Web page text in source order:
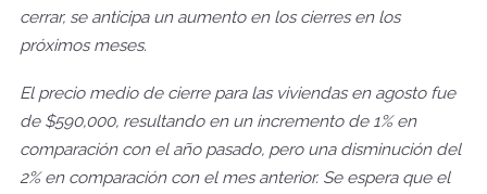
cerrar, se anticipa un aumento en los cierres en los
próximos meses.
El precio medio de cierre para las viviendas en agosto fue
de $590,000, resultando en un incremento de 1% en
comparación con el año pasado, pero una disminución del
2% en comparación con el mes anterior. Se espera que el